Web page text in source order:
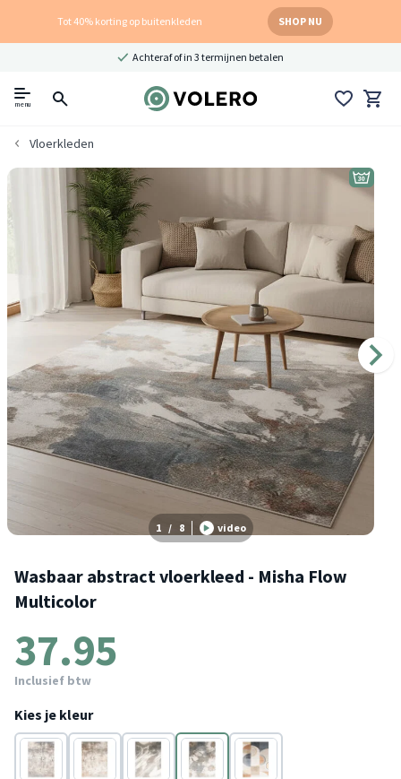
Tot 40% korting op buitenkleden SHOP NU
Achteraf of in 3 termijnen betalen
menu
Vloerkleden
1 / 8 video
Wasbaar abstract vloerkleed - Misha Flow
Multicolor
37.95
Inclusief btw
Kies je kleur